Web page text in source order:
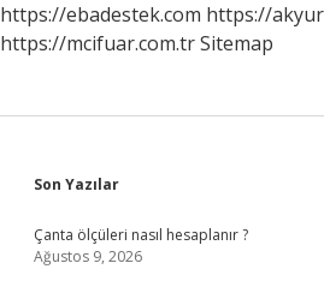
https://ebadestek.com https://
https://mcifuar.com.trSitemap
Sidebar
Son Yazılar
Çanta ölçüleri nasıl hesaplanır ?
Ağustos 9, 2026